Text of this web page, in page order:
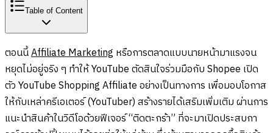
Table of Content
ตอนนี้Affiliate Marketing หรือการตลาดแบบนายหน้ามาแรงจน
หยุดไม่อยู่จริง ๆ ทำให้ YouTube ตัดสินใจร่วมมือกับ Shopee เปิด
ตัว YouTube Shopping Affiliate อย่างเป็นทางการ เพื่อมอบโอกาส
ให้กับเหล่าครีเอเตอร์ (YouTuber) สร้างรายได้เสริมเพิ่มเติม ผ่านการ
แนะนำสินค้าในวิดีโอด้วยฟีเจอร์ “ติดตะกร้า” ที่จะมาเปิดประสบกา